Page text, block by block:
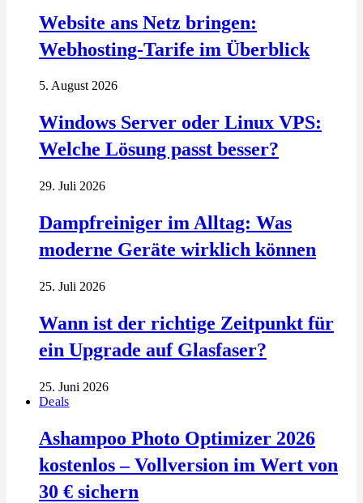
Website ans Netz bringen:
Webhosting-Tarife im Überblick
5. August 2026
Windows Server oder Linux VPS:
Welche Lösung passt besser?
29. Juli 2026
Dampfreiniger im Alltag: Was
moderne Geräte wirklich können
25. Juli 2026
Wann ist der richtige Zeitpunkt für
ein Upgrade auf Glasfaser?
25. Juni 2026
Deals
Ashampoo Photo Optimizer 2026
kostenlos – Vollversion im Wert von
30 € sichern